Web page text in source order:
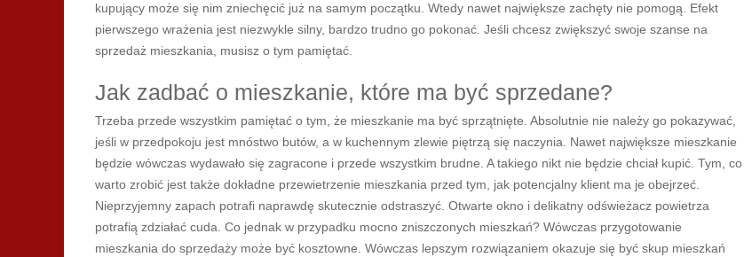
kupujący może się nim zniechęcić już na samym początku. Wtedy nawet największe zachęty nie pomogą. Efekt
pierwszego wrażenia jest niezwykle silny, bardzo trudno go pokonać. Jeśli chcesz zwiększyć swoje szanse na
sprzedaż mieszkania, musisz o tym pamiętać.
Jak zadbać o mieszkanie, które ma być sprzedane?
Trzeba przede wszystkim pamiętać o tym, że mieszkanie ma być sprzątnięte. Absolutnie nie należy go pokazywać,
jeśli w przedpokoju jest mnóstwo butów, a w kuchennym zlewie piętrzą się naczynia. Nawet największe mieszkanie
będzie wówczas wydawało się zagracone i przede wszystkim brudne. A takiego nikt nie będzie chciał kupić. Tym, co
warto zrobić jest także dokładne przewietrzenie mieszkania przed tym, jak potencjalny klient ma je obejrzeć.
Nieprzyjemny zapach potrafi naprawdę skutecznie odstraszyć. Otwarte okno i delikatny odświeżacz powietrza
potrafią zdziałać cuda. Co jednak w przypadku mocno zniszczonych mieszkań? Wówczas przygotowanie
mieszkania do sprzedaży może być kosztowne. Wówczas lepszym rozwiązaniem okazuje się być skup mieszkań